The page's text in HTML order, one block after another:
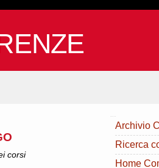
corsi
Archivio
Ricerca
Home